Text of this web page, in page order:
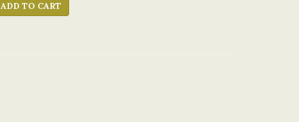
ADD TO CART